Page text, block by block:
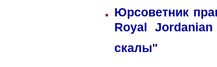
Юрсоветник
Royal
скалы"